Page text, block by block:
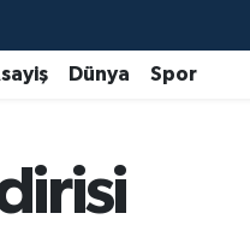
Dünya Spor